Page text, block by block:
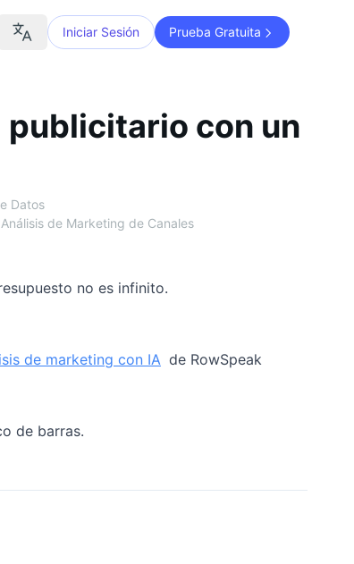
Iniciar Sesión Prueba Gratuita
publicitario con un
Datos
Análisis de Marketing de Canales
no es infinito.
de marketing con IA de RowSpeak
de barras.